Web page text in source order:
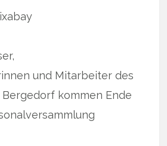
und Mitarbeiter des
kommen Ende